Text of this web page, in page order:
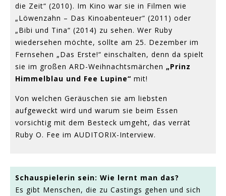
die Zeit“ (2010). Im Kino war sie in Filmen wie
„Löwenzahn – Das Kinoabenteuer“ (2011) oder
„Bibi und Tina“ (2014) zu sehen. Wer Ruby
wiedersehen möchte, sollte am 25. Dezember im
Fernsehen „Das Erste!“ einschalten, denn da spielt
sie im großen ARD-Weihnachtsmärchen „Prinz
Himmelblau und Fee Lupine“ mit!
Von welchen Geräuschen sie am liebsten
aufgeweckt wird und warum sie beim Essen
vorsichtig mit dem Besteck umgeht, das verrät
Ruby O. Fee im AUDITORIX-Interview.
Schauspielerin sein: Wie lernt man das?
Es gibt Menschen, die zu Castings gehen und sich